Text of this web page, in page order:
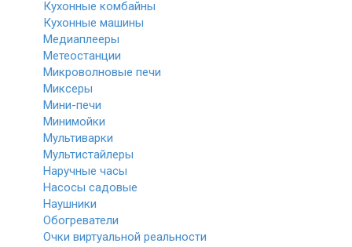
Кухонные комбайны
Кухонные машины
Медиаплееры
Метеостанции
Микроволновые печи
Миксеры
Мини-печи
Минимойки
Мультиварки
Мультистайлеры
Наручные часы
Насосы садовые
Наушники
Обогреватели
Очки виртуальной реальности